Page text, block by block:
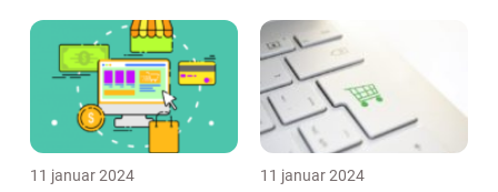
11 januar 2024 11 januar 2024